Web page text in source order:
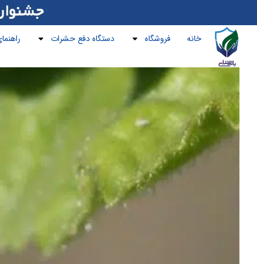
خانه فروشگاه دستگاه دفع حشرات